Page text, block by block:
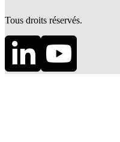
Tous droits réservés.